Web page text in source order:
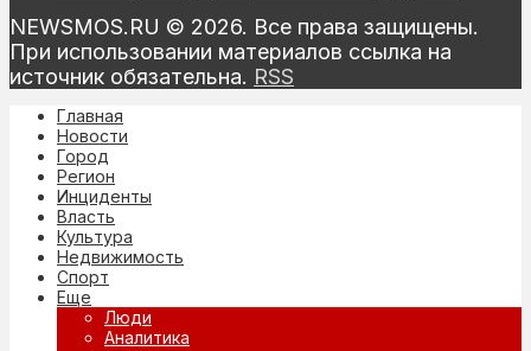
NEWSMOS.RU © 2026. Все права защищены.
При использовании материалов ссылка на
источник обязательна. RSS
Главная
Новости
Город
Регион
Инциденты
Власть
Культура
Недвижимость
Спорт
Еще
Люди
Аналитика